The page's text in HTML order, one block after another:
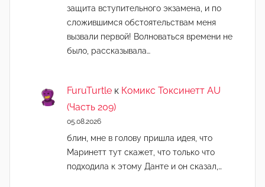
защита вступительного экзамена, и по
сложившимся обстоятельствам меня
вызвали первой! Волноваться времени не
было, рассказывала…
FuruTurtle к Комикс Токсинетт AU
(Часть 209)
05.08.2026
блин, мне в голову пришла идея, что
Маринетт тут скажет, что только что
подходила к этому Данте и он сказал,…